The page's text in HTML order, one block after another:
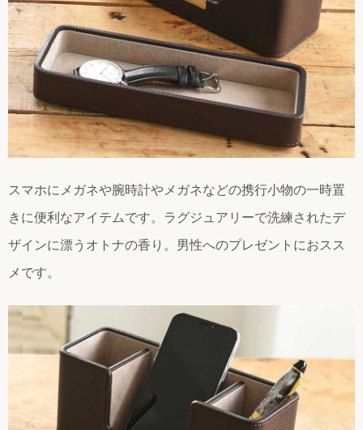
スマホにメガネや腕時計やメガネなどの携行小物の一時置
きに便利なアイテムです。ラグジュアリーで洗練されたデ
ザインに漂うオトナの香り。男性へのプレゼントにおスス
メです。